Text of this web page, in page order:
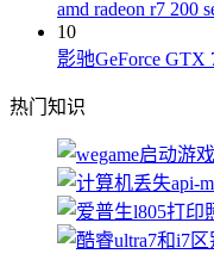
amd radeon r7 200
10
影驰GeForce GTX
热门知识